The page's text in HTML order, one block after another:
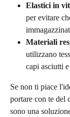
Elastici in
per evitare
Materiali
utilizzano
capi asciutti
Se non ti piace
portare con te del
sono una